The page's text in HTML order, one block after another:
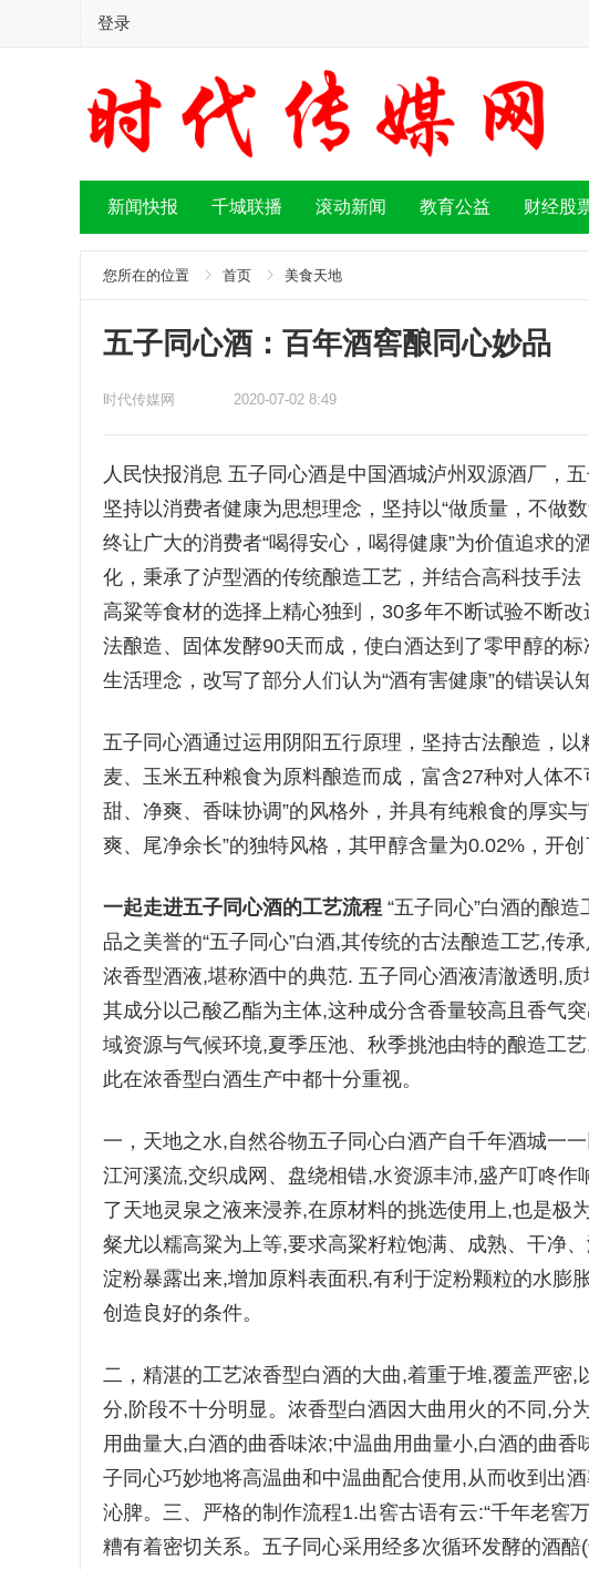
登录
新闻快报 千城联播 滚动新闻 教育公益 财经股
您所在的位置 首页 美食天地
五子同心酒：百年酒窖酿同心妙品
时代传媒网 2020-07-02 8:49
人民快报消息 五子同心酒是中国酒城泸州双源酒厂，
坚持以消费者健康为思想理念，坚持以“做质量，不做
终让广大的消费者“喝得安心，喝得健康”为价值追求
化，秉承了泸型酒的传统酿造工艺，并结合高科技手
高粱等食材的选择上精心独到，30多年不断试验不断
法酿造、固体发酵90天而成，使白酒达到了零甲醇的
生活理念，改写了部分人们认为“酒有害健康”的错误认
五子同心酒通过运用阴阳五行原理，坚持古法酿造，
麦、玉米五种粮食为原料酿造而成，富含27种对人体
甜、净爽、香味协调”的风格外，并具有纯粮食的厚实
爽、尾净余长”的独特风格，其甲醇含量为0.02%，开
一起走进五子同心酒的工艺流程 “五子同心”白酒的酿
品之美誉的“五子同心”白酒,其传统的古法酿造工艺,传
浓香型酒液,堪称酒中的典范. 五子同心酒液清澈透明,
其成分以己酸乙酯为主体,这种成分含香量较高且香气
域资源与气候环境,夏季压池、秋季挑池由特的酿造工
此在浓香型白酒生产中都十分重视。
一，天地之水,自然谷物五子同心白酒产自千年酒城一
江河溪流,交织成网、盘绕相错,水资源丰沛,盛产叮咚
了天地灵泉之液来浸养,在原材料的挑选使用上,也是极
粲尤以糯高粱为上等,要求高粱籽粒饱满、成熟、干净
淀粉暴露出来,增加原料表面积,有利于淀粉颗粒的水膨
创造良好的条件。
二，精湛的工艺浓香型白酒的大曲,着重于堆,覆盖严密
分,阶段不十分明显。浓香型白酒因大曲用火的不同,分
用曲量大,白酒的曲香味浓;中温曲用曲量小,白酒的曲
子同心巧妙地将高温曲和中温曲配合使用,从而收到出
沁脾。三、严格的制作流程1.出窖古语有云:“千年老窖
糟有着密切关系。五子同心采用经多次循环发酵的酒